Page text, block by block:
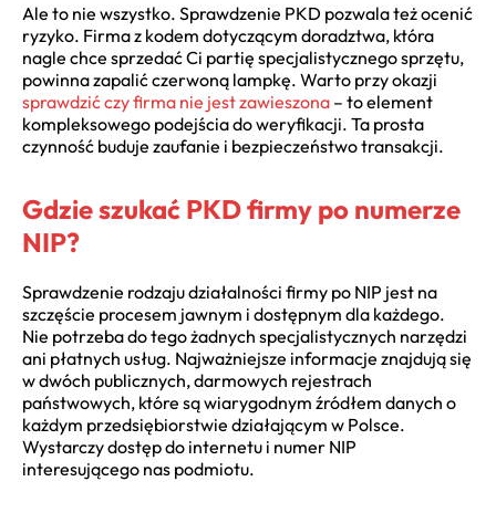
Ale to nie wszystko. Sprawdzenie PKD pozwala też ocenić
ryzyko. Firma z kodem dotyczącym doradztwa, która
nagle chce sprzedać Ci partię specjalistycznego sprzętu,
powinna zapalić czerwoną lampkę. Warto przy okazji
sprawdzić czy firma nie jest zawieszona – to element
kompleksowego podejścia do weryfikacji. Ta prosta
czynność buduje zaufanie i bezpieczeństwo transakcji.
Gdzie szukać PKD firmy po numerze
NIP?
Sprawdzenie rodzaju działalności firmy po NIP jest na
szczęście procesem jawnym i dostępnym dla każdego.
Nie potrzeba do tego żadnych specjalistycznych narzędzi
ani płatnych usług. Najważniejsze informacje znajdują się
w dwóch publicznych, darmowych rejestrach
państwowych, które są wiarygodnym źródłem danych o
każdym przedsiębiorstwie działającym w Polsce.
Wystarczy dostęp do internetu i numer NIP
interesującego nas podmiotu.